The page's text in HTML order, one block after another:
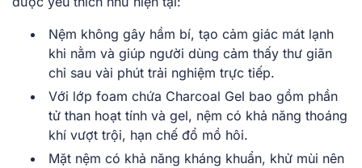
Nệm không gây hầm bí, tạo cảm giác mát lạnh
khi nằm và giúp người dùng cảm thấy thư giãn
chỉ sau vài phút trải nghiệm trực tiếp.
Với lớp foam chứa Charcoal Gel bao gồm phần
tử than hoạt tính và gel, nệm có khả năng thoáng
khí vượt trội, hạn chế đổ mồ hôi.
Mặt nệm có khả năng kháng khuẩn, khử mùi nên